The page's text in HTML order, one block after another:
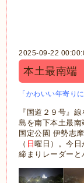
2025-09-22
本土最南端
「かわいい年寄り
『国道２９号』
島を南下本土最南
国定公園 伊勢志
（ 日曜日）。今日
締まりレーダーと